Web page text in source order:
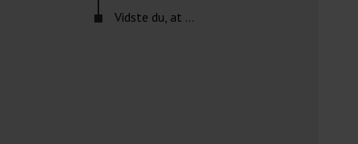
Vidste du, at ...